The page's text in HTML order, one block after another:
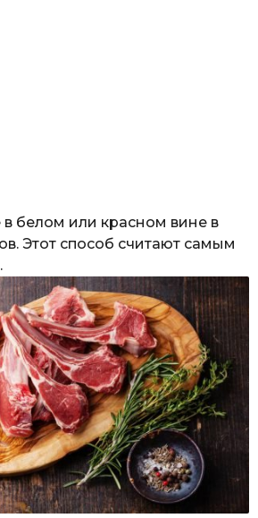
белом или красном вине в
Этот способ считают самым